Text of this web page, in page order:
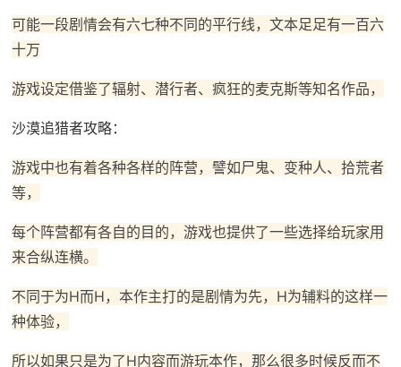
可能一段剧情会有六七种不同的平行线，文本足足有一百六
十万
游戏设定借鉴了辐射、潜行者、疯狂的麦克斯等知名作品，
沙漠追猎者攻略：
游戏中也有着各种各样的阵营，譬如尸鬼、变种人、拾荒者
等，
每个阵营都有各自的目的，游戏也提供了一些选择给玩家用
来合纵连横。
不同于为H而H，本作主打的是剧情为先，H为辅料的这样一
种体验，
所以如果只是为了H内容而游玩本作，那么很多时候反而不